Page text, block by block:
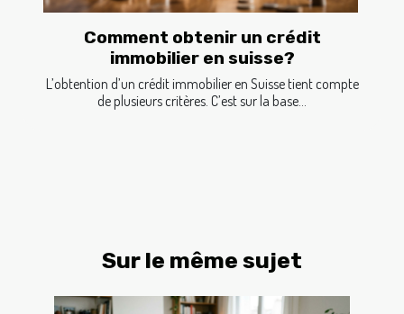
Comment obtenir un crédit
immobilier en suisse?
L’obtention d’un crédit immobilier en Suisse tient compte
de plusieurs critères. C’est sur la base...
Sur le même sujet